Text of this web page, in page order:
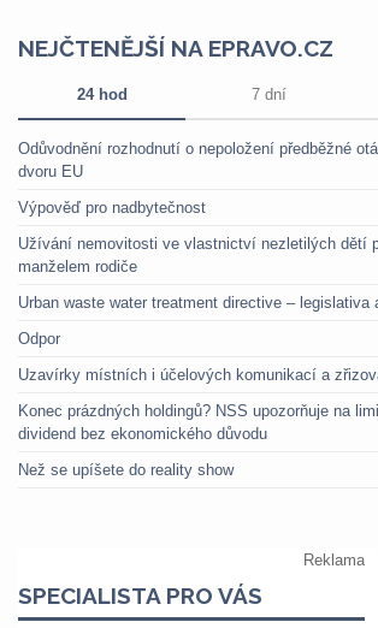
NEJČTENĚJŠÍ NA EPRAVO.CZ
24 hod 7 dní
Odůvodnění rozhodnutí o nepoložení předběžné
dvoru EU
Výpověď pro nadbytečnost
Užívání nemovitosti ve vlastnictví nezletilých dětí
manželem rodiče
Urban waste water treatment directive – legislativa
Odpor
Uzavírky místních i účelových komunikací a
Konec prázdných holdingů? NSS upozorňuje na
dividend bez ekonomického důvodu
Než se upíšete do reality show